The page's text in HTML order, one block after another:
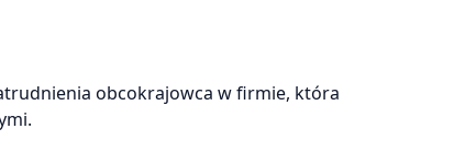
obcokrajowca w firmie, która